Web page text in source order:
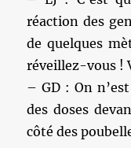
réaction des
de quelques
réveillez-vous !
– GD : On
des doses
côté des